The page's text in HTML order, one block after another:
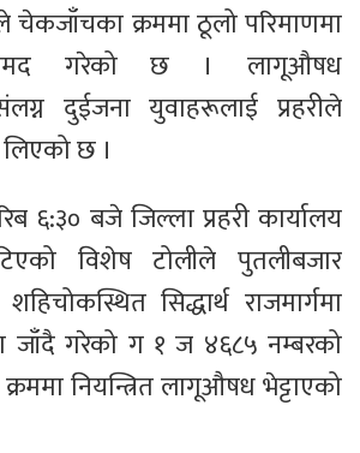
चेकजाँचका क्रममा ठूलो परिमाणमा
गरेको छ । लागूऔषध
दुईजना युवाहरूलाई प्रहरीले
छ ।
६:३० बजे जिल्ला प्रहरी कार्यालय
विशेष टोलीले पुतलीबजार
सिद्धार्थ राजमार्गमा
जाँदै गरेको ग १ ज ४६८५ नम्बरको
नियन्त्रित लागूऔषध भेट्टाएको